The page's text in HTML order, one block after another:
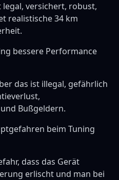
versichert, robust,
realistische 34 km
bessere Performance
das ist illegal, gefährlich
Bußgeldern.
beim Tuning
dass das Gerät
erlischt und man bei